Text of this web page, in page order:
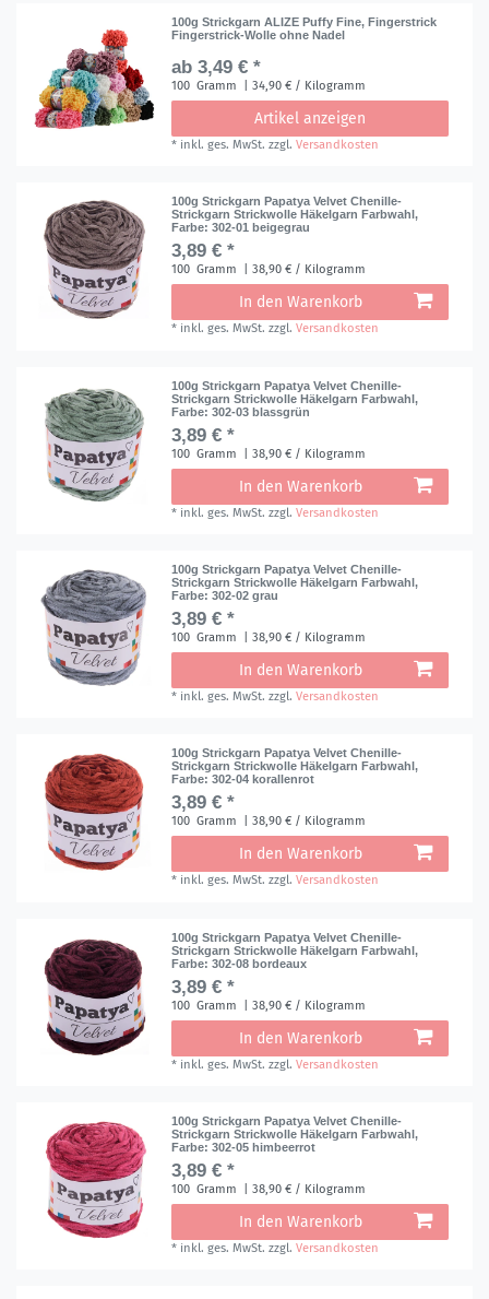
100g Strickgarn ALIZE Puffy Fine, Fingerstrick
Fingerstrick-Wolle ohne Nadel
ab 3,49 € *
100 Gramm | 34,90 € / Kilogramm
Artikel anzeigen
* inkl. ges. MwSt. zzgl.Versandkosten
100g Strickgarn Papatya Velvet Chenille-
Strickgarn Strickwolle Häkelgarn Farbwahl,
Farbe: 302-01 beigegrau
3,89 € *
100 Gramm | 38,90 € / Kilogramm
In den Warenkorb
* inkl. ges. MwSt. zzgl.Versandkosten
100g Strickgarn Papatya Velvet Chenille-
Strickgarn Strickwolle Häkelgarn Farbwahl,
Farbe: 302-03 blassgrün
3,89 € *
100 Gramm | 38,90 € / Kilogramm
In den Warenkorb
* inkl. ges. MwSt. zzgl.Versandkosten
100g Strickgarn Papatya Velvet Chenille-
Strickgarn Strickwolle Häkelgarn Farbwahl,
Farbe: 302-02 grau
3,89 € *
100 Gramm | 38,90 € / Kilogramm
In den Warenkorb
* inkl. ges. MwSt. zzgl.Versandkosten
100g Strickgarn Papatya Velvet Chenille-
Strickgarn Strickwolle Häkelgarn Farbwahl,
Farbe: 302-04 korallenrot
3,89 € *
100 Gramm | 38,90 € / Kilogramm
In den Warenkorb
* inkl. ges. MwSt. zzgl.Versandkosten
100g Strickgarn Papatya Velvet Chenille-
Strickgarn Strickwolle Häkelgarn Farbwahl,
Farbe: 302-08 bordeaux
3,89 € *
100 Gramm | 38,90 € / Kilogramm
In den Warenkorb
* inkl. ges. MwSt. zzgl.Versandkosten
100g Strickgarn Papatya Velvet Chenille-
Strickgarn Strickwolle Häkelgarn Farbwahl,
Farbe: 302-05 himbeerrot
3,89 € *
100 Gramm | 38,90 € / Kilogramm
In den Warenkorb
* inkl. ges. MwSt. zzgl.Versandkosten